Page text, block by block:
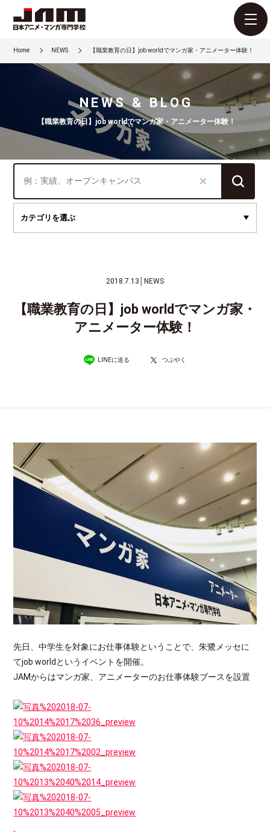
Home NEWS 【職業教育の日】job worldでマンガ家・アニメーター体験！
NEWS & BLOG
【職業教育の日】job worldでマンガ家・アニメーター体験！
2018.7.13 NEWS
【職業教育の日】job worldでマンガ家・
アニメーター体験！
LINEに送る つぶやく
先日、中学生を対象にお仕事体験ということで、朱鷺メッセに
てjob worldというイベントを開催。
JAMからはマンガ家、アニメーターのお仕事体験ブースを設置